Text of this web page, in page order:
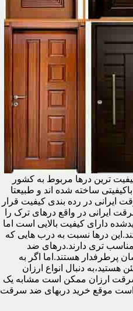
ترین درها مربوط به کشور
ساخته شده اند و طبیعتا
ایرانی در رده بندی کیفیت قرار
ایرانی در واقع درهای ترک را
دارای کیفیت بالایی است اما
درها نسبت به درب هایی که
تری دارند.درهای ضد
پرطرفدار هستند.اما اگر به
دنبال انواع ارزان
ارزان ممکن است مشابه یک
است موقع خرید دربهای ضد سرقت